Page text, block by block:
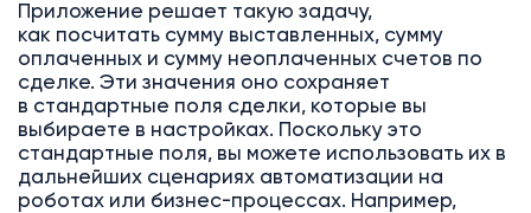
Приложение решает такую задачу,
как посчитать сумму выставленных, сумму
оплаченных и сумму неоплаченных счетов по
сделке. Эти значения оно сохраняет
в стандартные поля сделки, которые вы
выбираете в настройках. Поскольку это
стандартные поля, вы можете использовать их в
дальнейших сценариях автоматизации на
роботах или бизнес-процессах. Например,